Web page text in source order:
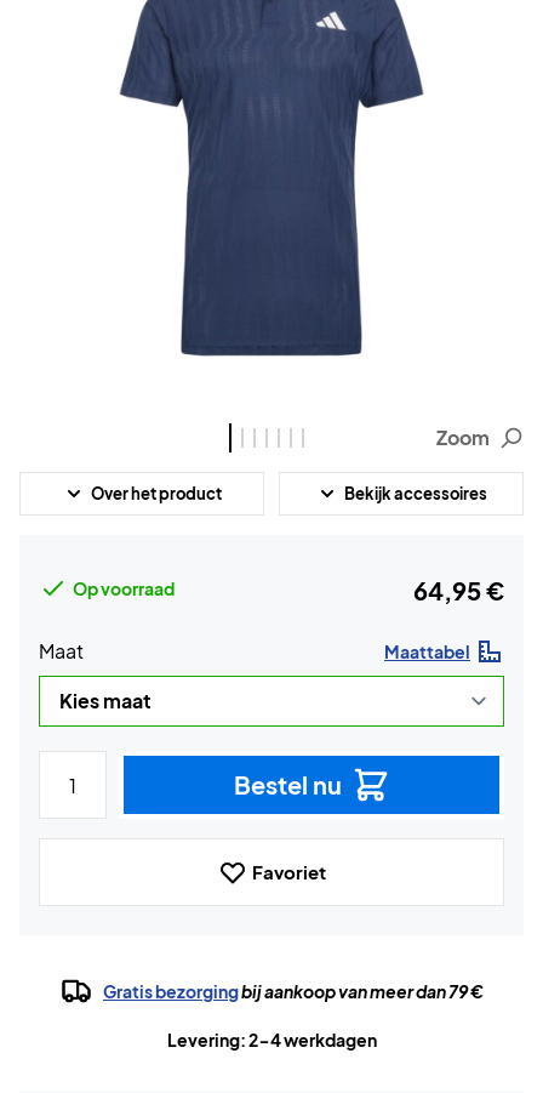
Zoom
Over het product Bekijk accessoires
Op voorraad 64,95 €
Maat Maattabel
Bestel nu
Favoriet
Gratis bezorgingbij aankoop van meer dan 79 €
Levering: 2-4 werkdagen